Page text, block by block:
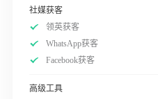
社媒获客
领英获客
WhatsApp获客
Facebook获客
高级工具